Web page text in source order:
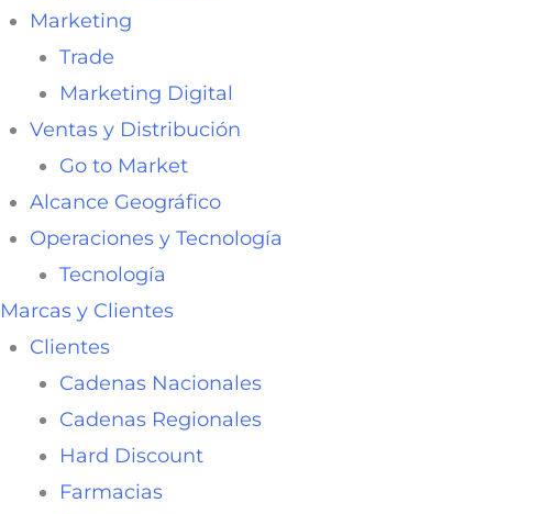
Marketing
Trade
Marketing Digital
Ventas y Distribución
Go to Market
Alcance Geográfico
Operaciones y Tecnología
Tecnología
Marcas y Clientes
Clientes
Cadenas Nacionales
Cadenas Regionales
Hard Discount
Farmacias